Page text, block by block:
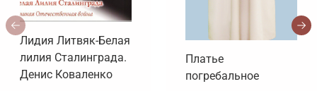
Лидия Литвяк-Белая
лилия Сталинграда.
Денис Коваленко
Платье
погребальное